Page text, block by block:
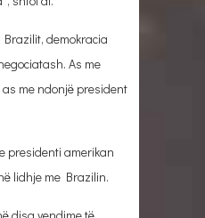
demokracia
As me
me ndonjë president
presidenti amerikan
lidhje me Brazilin.